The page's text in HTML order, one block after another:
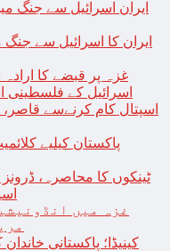
ایران اسرائیل سے
ایران کا اسرائیل سے
غزہ پر قبضے کا
اسرائیل کے فلسطینی
اسپتال کام کرنےسے قاصر،
پاکستان کیلیے
ٹینکوں کا محاصرہ، ڈرونز
غزہ میں